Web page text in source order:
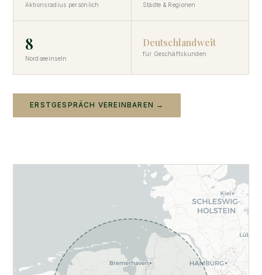
Aktionsradius persönlich Städte & Regionen
8
Nordseeinseln
Deutschlandweit
für Geschäftskunden
ERSTGESPRÄCH VEREINBAREN →